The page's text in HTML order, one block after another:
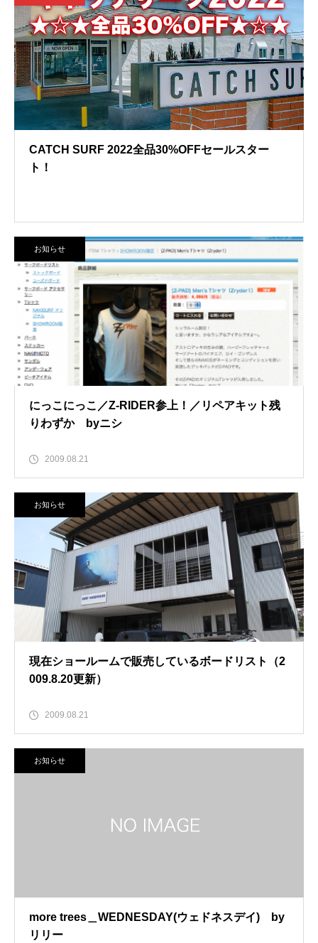
CATCH SURF 2022全品30%OFFセールスター
ト！
お知らせ
にっこにっこ／Z-RIDER参上！／リペアキット残
りわずか byニシ
2009.08.21
お知らせ
現在ショールームで販売しているボードリスト（2
009.8.20更新）
2009.08.21
お知らせ
more trees＿WEDNESDAY(ウェドネスデイ) by
リリー